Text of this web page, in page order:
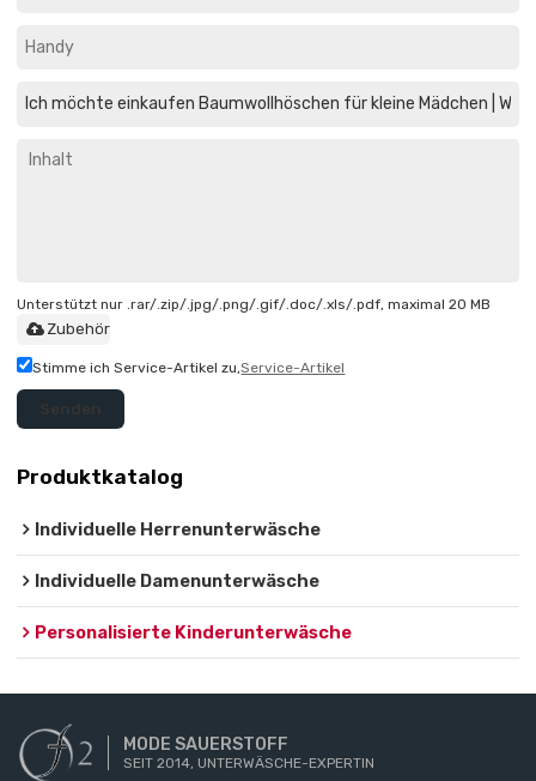
Unterstützt nur .rar/.zip/.jpg/.png/.gif/.doc/.xls/.pdf, maximal 20 MB
Zubehör
Stimme ich Service-Artikel zu,Service-Artikel
Produktkatalog
Individuelle Herrenunterwäsche
Individuelle Damenunterwäsche
Personalisierte Kinderunterwäsche
MODE SAUERSTOFF
SEIT 2014, UNTERWÄSCHE-EXPERTIN